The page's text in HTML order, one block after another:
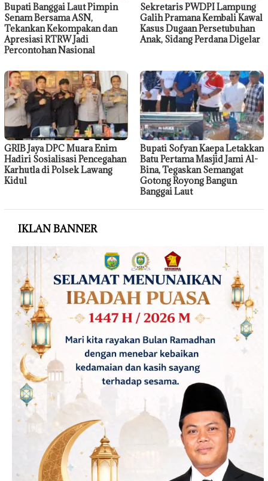
Bupati Banggai Laut Pimpin
Senam Bersama ASN,
Tekankan Kekompakan dan
Apresiasi RTRW Jadi
Percontohan Nasional
Sekretaris PWDPI Lampung
Galih Pramana Kembali Kawal
Kasus Dugaan Persetubuhan
Anak, Sidang Perdana Digelar
GRIB Jaya DPC Muara Enim
Hadiri Sosialisasi Pencegahan
Karhutla di Polsek Lawang
Kidul
Bupati Sofyan Kaepa Letakkan
Batu Pertama Masjid Jami Al-
Bina, Tegaskan Semangat
Gotong Royong Bangun
Banggai Laut
IKLAN BANNER